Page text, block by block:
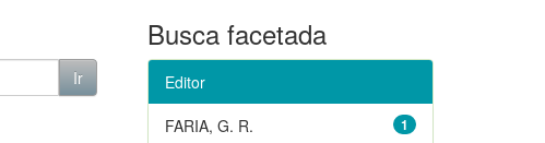
Busca facetada
Editor
1
FARIA, G. R.